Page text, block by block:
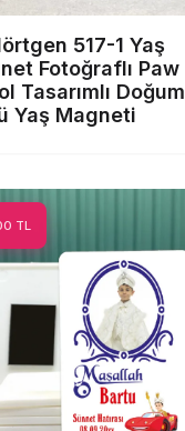
517-1 Yaş
Fotoğraflı Paw
Tasarımlı Doğum
Yaş Magneti
TL